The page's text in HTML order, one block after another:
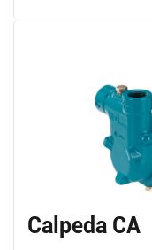
Calpeda CA